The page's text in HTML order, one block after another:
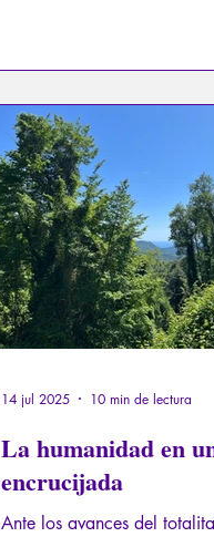
La humanidad en
encrucijada
Ante los avances del
14 jul 2025 10 min de lectura